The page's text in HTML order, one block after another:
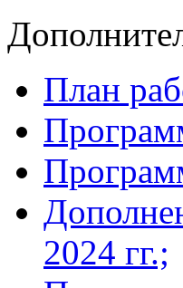
План
2024 гг.;